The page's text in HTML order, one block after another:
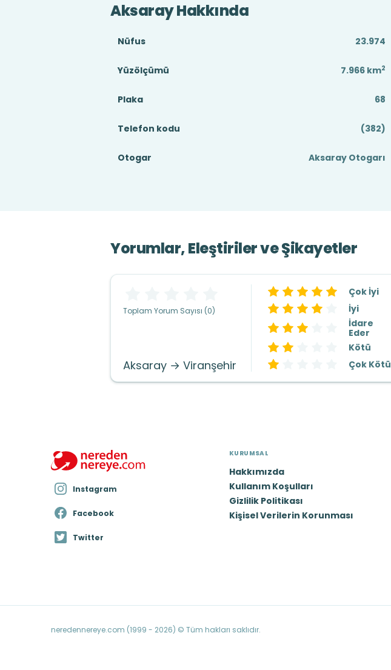
Aksaray Hakkında
Nüfus 23.974
Yüzölçümü 7.966 km2
Plaka 68
Telefon kodu (382)
Otogar Aksaray Otogarı
Yorumlar, Eleştiriler ve Şikayetler
Toplam Yorum Sayısı (0)
Aksaray → Viranşehir
Çok İyi
İyi
İdare
Eder
Kötü
Çok Kötü
Instagram
Facebook
Twitter
KURUMSAL
Hakkımızda
Kullanım Koşulları
Gizlilik Politikası
Kişisel Verilerin Korunması
neredennereye.com (1999 - 2026) © Tüm hakları saklıdır.